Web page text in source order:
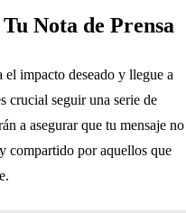
Nota de Prensa
el impacto deseado y llegue a
crucial seguir una serie de
a asegurar que tu mensaje no
compartido por aquellos que